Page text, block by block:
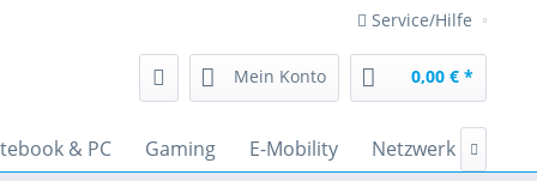
Service/Hilfe
Mein Konto 0,00 € *
& PC Gaming E-Mobility Netzwerk 